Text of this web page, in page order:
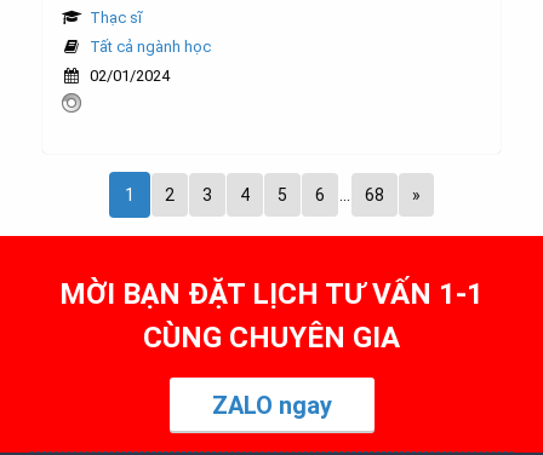
Thạc sĩ
Tất cả ngành học
02/01/2024
1 2 3 4 5 6 68 »
MỜI BẠN ĐẶT LỊCH TƯ VẤN 1-1
CÙNG CHUYÊN GIA
ZALO ngay